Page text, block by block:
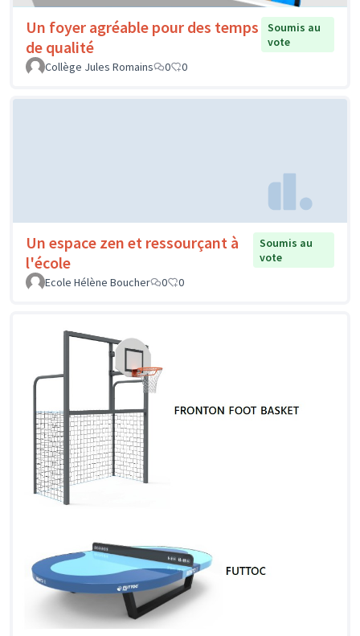
Un foyer agréable pour des temps
de qualité
Soumis au
vote
Collège Jules Romains
0 0
Un espace zen et ressourçant à
l'école
Soumis au
vote
Ecole Hélène Boucher
0 0